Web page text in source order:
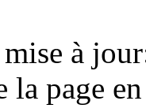
à
la page